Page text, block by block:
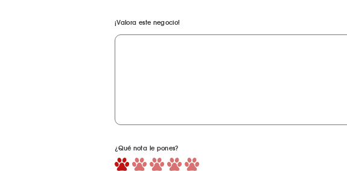
¡Valora este negocio!
¿Qué nota le pones?